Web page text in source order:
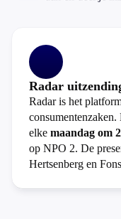
Radar
Radar is het
elke maandag om
op NPO 2. De
Hertsenberg en